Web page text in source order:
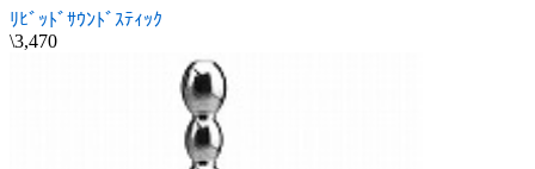
ﾘﾋﾞｯﾄﾞｻｳﾝﾄﾞｽﾃｨｯｸ
\3,470